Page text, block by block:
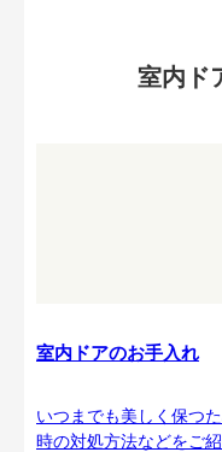
室内ド
室内ドアのお手入れ
いつまでも美しく保つ
時の対処方法などをご紹